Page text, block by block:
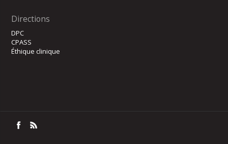
Directions
DPC
CPASS
Éthique clinique